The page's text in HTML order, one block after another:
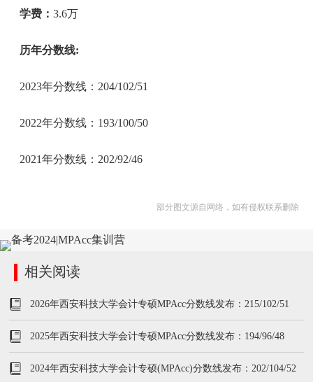
学费：3.6万
历年分数线:
2023年分数线：204/102/51
2022年分数线：193/100/50
2021年分数线：202/92/46
部分图文源自网络，如有侵权联系删除
相关阅读
2026年西安科技大学会计专硕MPAcc分数线发布：215/102/51
2025年西安科技大学会计专硕MPAcc分数线发布：194/96/48
2024年西安科技大学会计专硕(MPAcc)分数线发布：202/104/52